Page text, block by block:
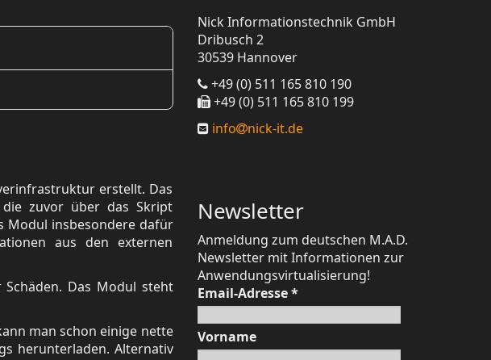
erstellt. Das
zuvor über das Skript
Modul insbesondere dafür
aus den externen
Das Modul steht
man schon einige nette
herunterladen. Alternativ
Nick Informationstechnik GmbH
Dribusch 2
30539 Hannover
+49 (0) 511 165 810 190
+49 (0) 511 165 810 199
info
nick-it.de
Newsletter
Anmeldung zum deutschen M.A.D.
Newsletter mit Informationen zur
Anwendungsvirtualisierung!
Email-Adresse*
Vorname